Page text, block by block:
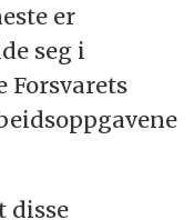
er
seg i
Forsvarets
disse